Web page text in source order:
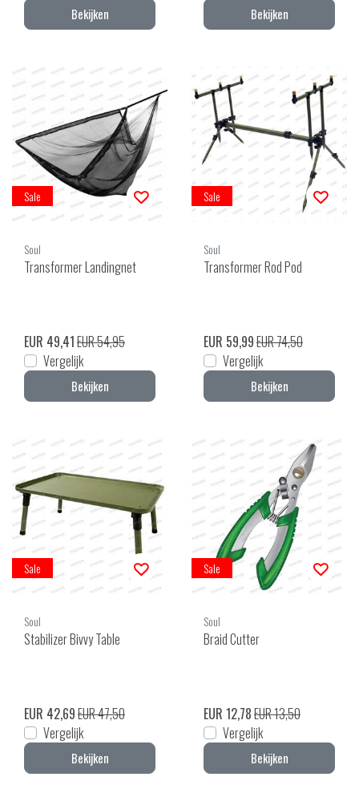
Bekijken Bekijken
Sale
Soul
Transformer Landingnet
EUR 49,41EUR 54,95
Vergelijk
Bekijken
Sale
Soul
Transformer Rod Pod
EUR 59,99EUR 74,50
Vergelijk
Bekijken
Sale
Soul
Stabilizer Bivvy Table
EUR 42,69EUR 47,50
Vergelijk
Bekijken
Sale
Soul
Braid Cutter
EUR 12,78EUR 13,50
Vergelijk
Bekijken